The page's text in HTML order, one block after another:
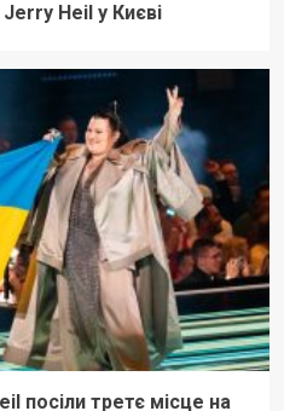
Heil у Києві
посіли третє місце на